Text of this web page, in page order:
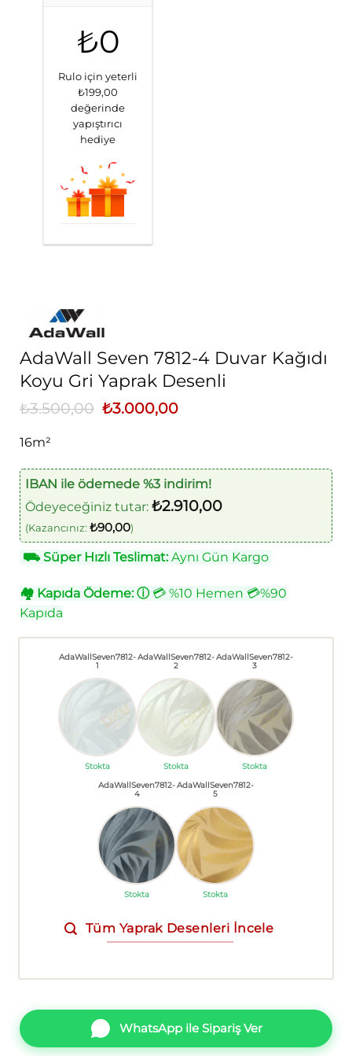
₺0
Rulo için yeterli
₺199,00
değerinde
yapıştırıcı
hediye
AdaWall Seven 7812-4 Duvar Kağıdı
Koyu Gri Yaprak Desenli
₺3.500,00 Orijinal
₺3.000,00Şu
16m²
IBAN ile ödemede %3 indirim!
Ödeyeceğiniz tutar: ₺2.910,00
(Kazancınız: ₺90,00)
⛟Süper Hızlı Teslimat:Aynı Gün Kargo
🏘 Kapıda Ödeme: ⓘ💳 %10 Hemen 💳%90
Kapıda
AdaWallSeven7812-
1
Stokta
AdaWallSeven7812-
2
Stokta
AdaWallSeven7812-
3
Stokta
AdaWallSeven7812-
4
Stokta
AdaWallSeven7812-
5
Stokta
Tüm Yaprak Desenleri İncele
WhatsApp ile Sipariş Ver